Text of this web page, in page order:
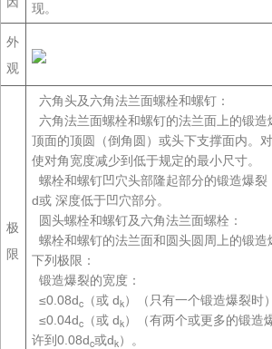
现。
外
观
极
限
六角头及六角法兰面螺栓和螺钉：
六角法兰面螺栓和螺钉的法兰面上的锻造
顶面的顶圆（倒角圆）或头下支撑面内。
使对角宽度减少到低于规定的最小尺寸。
螺栓和螺钉凹穴头部隆起部分的锻造爆
d或 深度低于凹穴部分。
圆头螺栓和螺钉及六角法兰面螺栓：
螺栓和螺钉的法兰面和圆头圆周上的锻造
下列极限：
锻造爆裂的宽度：
≤0.08dc（或 dk）（只有一个锻造爆裂时
≤0.04dc（或 dk）（有两个或更多的锻造
许到0.08dc或dk）。